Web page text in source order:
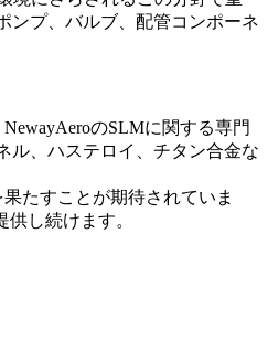
ンプ、バルブ、配管コンポーネ
のSLMに関する専門
ル ハステロイ チタン合金な
たすことが期待されていま
し続けます。